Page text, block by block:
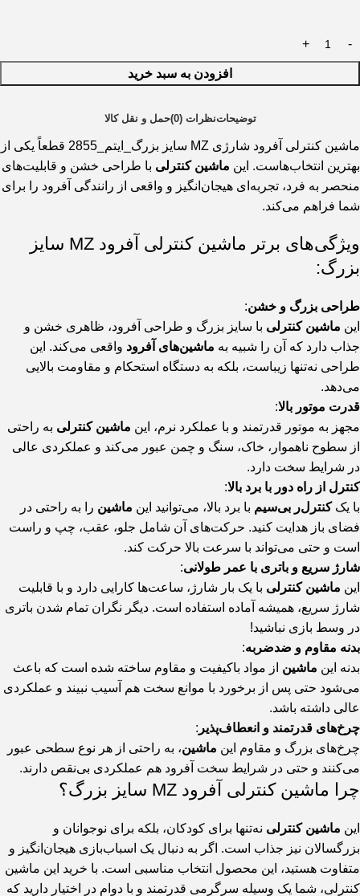
افزودن به سبد خرید
توضیحاتنظرات (0) حمل و نقل کالا
ماشین کنترلی آفرود شارژی MZ سایز بزرگ_ایتم_2855 قطعاً یکی از
بهترین انتخاب‌هاست. این ماشین کنترلی با طراحی خشن و قابلیت‌های
منحصر به فرد، تجربه‌ای هیجان‌انگیز و واقعی از رانندگی آفرود را برای
شما فراهم می‌کند.
ویژگی‌های برتر ماشین کنترلی آفرود MZ سایز
بزرگ:
طراحی بزرگ و خشن:
این ماشین کنترلی با سایز بزرگ و طراحی آفرود، ظاهری خشن و
جذاب دارد که آن را شبیه به ماشین‌های آفرود واقعی می‌کند. این
طراحی نه‌تنها زیباست، بلکه به دستگاه استحکام و مقاومت بالایی
می‌دهد.
قدرت موتور بالا:
مجهز به موتور قدرتمند و با عملکرد نرم، این ماشین کنترلی به راحتی
از سطوح ناهموار، خاک، سنگ و چمن عبور می‌کند و عملکردی عالی
در شرایط سخت دارد.
کنترل از راه دور با برد بالا:
با یککنترل‌ر بی‌سیم با برد بالا، می‌توانید این ماشین را به راحتی در
فضای باز هدایت کنید. حرکت‌های آن شامل جلو، عقب، چپ و راست
است و حتی می‌تواند با سرعت بالا حرکت کند.
شارژ سریع و باتری با عمر طولانی:
این ماشین کنترلی با یک بار شارژ، ساعت‌ها کارایی دارد و با قابلیت
شارژ سریع، همیشه آماده استفاده است. دیگر نگران تمام شدن باتری
در وسط بازی نباشید!
بدنه مقاوم و ضدضربه:
بدنه این ماشین از مواد باکیفیت و مقاوم ساخته شده است که باعث
می‌شود حتی پس از برخورد با موانع سخت هم آسیب نبیند و عملکردی
عالی داشته باشد.
چرخ‌های قدرتمند و انعطاف‌پذیر :
چرخ‌های بزرگ و مقاوم این ماشین، به راحتی از هر نوع سطحی عبور
می‌کنند و حتی در شرایط سخت آفرود هم عملکردی بی‌نقص دارند.
چرا ماشین کنترلی آفرود MZ سایز بزرگ؟
این ماشین کنترلی نه‌تنها برای کودکان، بلکه برای نوجوانان و
بزرگسالان نیز جذاب است. اگر به دنبال یک اسباب‌بازی هیجان‌انگیز و
متفاوت هستید، این محصول انتخاب مناسبی است. با خرید این ماشین
کنترلی، شما یک وسیله سرگرمی قدرتمند و با دوام در اختیار دارید که